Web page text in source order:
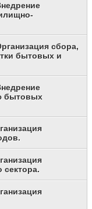
сбора,
бытовых и
бытовых
сектора.